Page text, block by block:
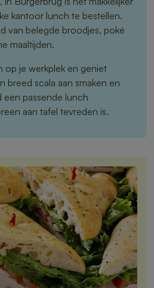
kantoor lunch te bestellen.
van belegde broodjes, poké
maaltijden.
op je werkplek en geniet
breed scala aan smaken en
een passende lunch
aan tafel tevreden is.